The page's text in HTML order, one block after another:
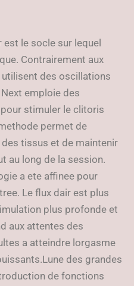
le socle sur lequel
Contrairement aux
des oscillations
emploie des
stimuler le clitoris
permet de
tissus et de maintenir
au long de la session.
a ete affinee pour
Le flux dair est plus
plus profonde et
aux attentes des
a atteindre lorgasme
des grandes
de fonctions